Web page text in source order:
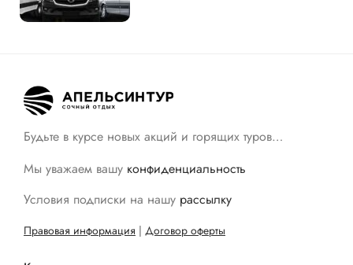
Будьте в курсе новых акций и горящих туров…
Мы уважаем вашу конфиденциальность
Условия подписки на нашу рассылку
Правовая информация | Договор оферты